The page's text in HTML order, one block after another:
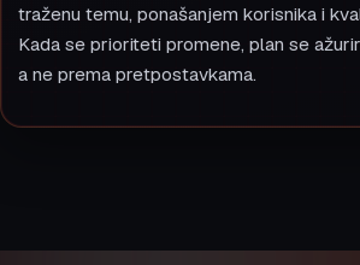
traženu temu, ponašanjem korisnika i
Kada se prioriteti promene, plan se
a ne prema pretpostavkama.